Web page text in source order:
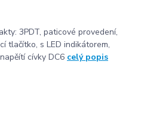
3PDT, paticové provedení,
tlačítko, s LED indikátorem,
cívky DC6 celý popis